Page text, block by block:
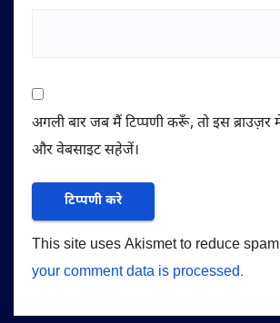
अगली बार जब मैं टिप्पणी करूँ, तो इस ब्राउज़र
और वेबसाइट सहेजें।
This site uses Akismet to reduce
your comment data is processed.